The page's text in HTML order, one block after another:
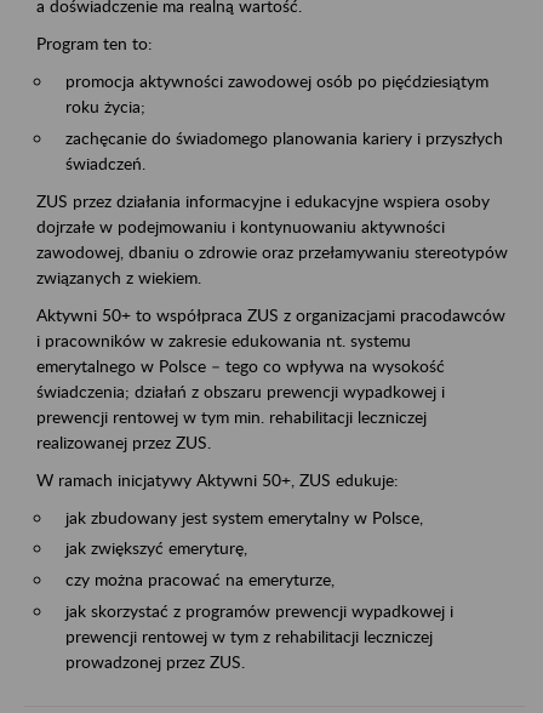
a doświadczenie ma realną wartość.
Program ten to:
promocja aktywności zawodowej osób po pięćdziesiątym
roku życia;
zachęcanie do świadomego planowania kariery i przyszłych
świadczeń.
ZUS przez działania informacyjne i edukacyjne wspiera osoby
dojrzałe w podejmowaniu i kontynuowaniu aktywności
zawodowej, dbaniu o zdrowie oraz przełamywaniu stereotypów
związanych z wiekiem.
Aktywni 50+ to współpraca ZUS z organizacjami pracodawców
i pracowników w zakresie edukowania nt. systemu
emerytalnego w Polsce – tego co wpływa na wysokość
świadczenia; działań z obszaru prewencji wypadkowej i
prewencji rentowej w tym min. rehabilitacji leczniczej
realizowanej przez ZUS.
W ramach inicjatywy Aktywni 50+, ZUS edukuje:
jak zbudowany jest system emerytalny w Polsce,
jak zwiększyć emeryturę,
czy można pracować na emeryturze,
jak skorzystać z programów prewencji wypadkowej i
prewencji rentowej w tym z rehabilitacji leczniczej
prowadzonej przez ZUS.